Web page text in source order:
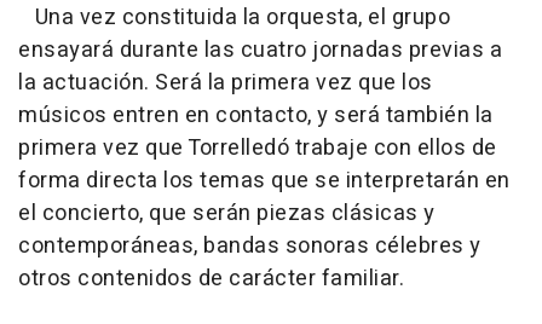
Una vez constituida la orquesta, el grupo
ensayará durante las cuatro jornadas previas a
la actuación. Será la primera vez que los
músicos entren en contacto, y será también la
primera vez que Torrelledó trabaje con ellos de
forma directa los temas que se interpretarán en
el concierto, que serán piezas clásicas y
contemporáneas, bandas sonoras célebres y
otros contenidos de carácter familiar.